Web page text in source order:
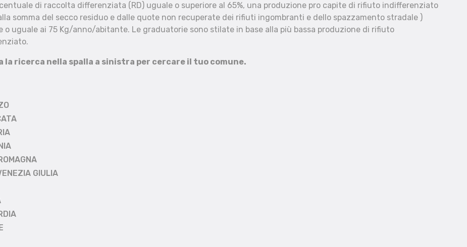
di raccolta differenziata (RD) uguale o superiore al 65%, una produzione pro capite di rifiuto indifferenziato
somma del secco residuo e dalle quote non recuperate dei rifiuti ingombranti e dello spazzamento stradale )
o uguale ai 75 Kg/anno/abitante. Le graduatorie sono stilate in base alla più bassa produzione di rifiuto
la ricerca nella spalla a sinistra per cercare il tuo comune.
GIULIA